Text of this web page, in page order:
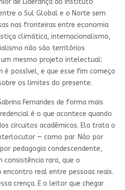
de Liderança do Instituto
o Sul Global e o Norte sem
nas fronteiras entre economia
climática, internacionalismo,
não são territórios
mesmo projeto intelectual:
possível, e que esse fim começa
os limites do presente.
Fernandes de forma mais
é o que acontece quando
circuitos acadêmicos. Ela trata o
— como par. Não por
pedagogia condescendente,
consistência rara, que o
real entre pessoas reais.
crença. E o leitor que chegar